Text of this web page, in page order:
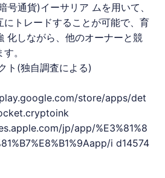
号通貨)イーサリア ムを用いて、
にトレードすることが可能で、育
化しながら、他のオーナーと競
。
ト(独自調査による)
store/apps/det
jp/app/%E3%81%8
i d14574